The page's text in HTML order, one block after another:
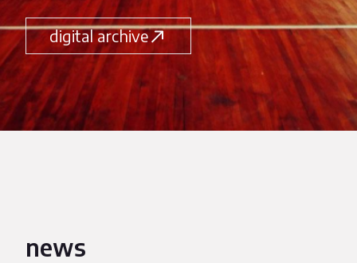
digital archive
news